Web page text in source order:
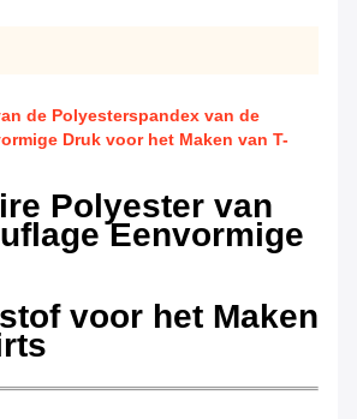
de Polyesterspandex van de
Druk voor het Maken van T-
Polyester van
Eenvormige
voor het Maken